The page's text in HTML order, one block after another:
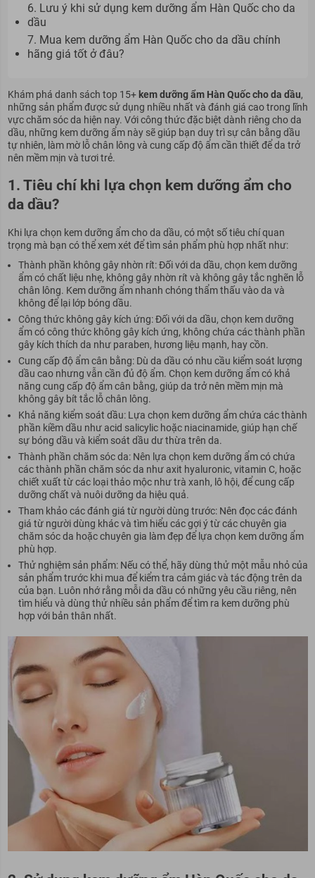
6. Lưu ý khi sử dụng kem dưỡng ẩm Hàn Quốc cho da
dầu
7. Mua kem dưỡng ẩm Hàn Quốc cho da dầu chính
hãng giá tốt ở đâu?
Khám phá danh sách top 15+kem dưỡng ẩm Hàn Quốc cho da dầu,
những sản phẩm được sử dụng nhiều nhất và đánh giá cao trong lĩnh
vực chăm sóc da hiện nay. Với công thức đặc biệt dành riêng cho da
dầu, những kem dưỡng ẩm này sẽ giúp bạn duy trì sự cân bằng dầu
tự nhiên, làm mờ lỗ chân lông và cung cấp độ ẩm cần thiết để da trở
nên mềm mịn và tươi trẻ.
1. Tiêu chí khi lựa chọn kem dưỡng ẩm cho
da dầu?
Khi lựa chọn kem dưỡng ẩm cho da dầu, có một số tiêu chí quan
trọng mà bạn có thể xem xét để tìm sản phẩm phù hợp nhất như:
Thành phần không gây nhờn rít: Đối với da dầu, chọn kem dưỡng
ẩm có chất liệu nhẹ, không gây nhờn rít và không gây tắc nghẽn lỗ
chân lông. Kem dưỡng ẩm nhanh chóng thẩm thấu vào da và
không để lại lớp bóng dầu.
Công thức không gây kích ứng: Đối với da dầu, chọn kem dưỡng
ẩm có công thức không gây kích ứng, không chứa các thành phần
gây kích thích da như paraben, hương liệu mạnh, hay cồn.
Cung cấp độ ẩm cân bằng: Dù da dầu có nhu cầu kiểm soát lượng
dầu cao nhưng vẫn cần đủ độ ẩm. Chọn kem dưỡng ẩm có khả
năng cung cấp độ ẩm cân bằng, giúp da trở nên mềm mịn mà
không gây bít tắc lỗ chân lông.
Khả năng kiểm soát dầu: Lựa chọn kem dưỡng ẩm chứa các thành
phần kiềm dầu như acid salicylic hoặc niacinamide, giúp hạn chế
sự bóng dầu và kiểm soát dầu dư thừa trên da.
Thành phần chăm sóc da: Nên lựa chọn kem dưỡng ẩm có chứa
các thành phần chăm sóc da như axit hyaluronic, vitamin C, hoặc
chiết xuất từ các loại thảo mộc như trà xanh, lô hội, để cung cấp
dưỡng chất và nuôi dưỡng da hiệu quả.
Tham khảo các đánh giá từ người dùng trước: Nên đọc các đánh
giá từ người dùng khác và tìm hiểu các gợi ý từ các chuyên gia
chăm sóc da hoặc chuyên gia làm đẹp để lựa chọn kem dưỡng ẩm
phù hợp.
Thử nghiệm sản phẩm: Nếu có thể, hãy dùng thử một mẫu nhỏ của
sản phẩm trước khi mua để kiểm tra cảm giác và tác động trên da
của bạn. Luôn nhớ rằng mỗi da dầu có những yêu cầu riêng, nên
tìm hiểu và dùng thử nhiều sản phẩm để tìm ra kem dưỡng phù
hợp với bản thân nhất.